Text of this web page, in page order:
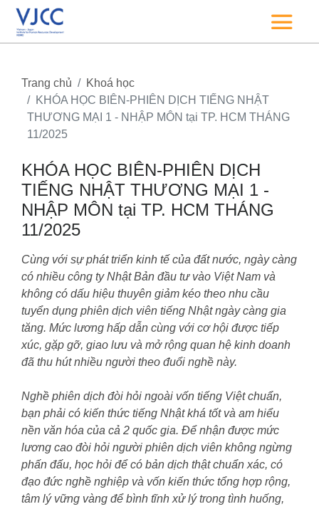
Trang chủ
Khoá học
KHÓA HỌC BIÊN-PHIÊN DỊCH TIẾNG NHẬT
THƯƠNG MẠI 1 - NHẬP MÔN tại TP. HCM THÁNG
11/2025
KHÓA HỌC BIÊN-PHIÊN DỊCH
TIẾNG NHẬT THƯƠNG MẠI 1 -
NHẬP MÔN tại TP. HCM THÁNG
11/2025
Cùng với sự phát triển kinh tế của đất nước, ngày càng
có nhiều công ty Nhật Bản đầu tư vào Việt Nam và
không có dấu hiệu thuyên giảm kéo theo nhu cầu
tuyển dụng phiên dịch viên tiếng Nhật ngày càng gia
tăng. Mức lương hấp dẫn cùng với cơ hội được tiếp
xúc, gặp gỡ, giao lưu và mở rộng quan hệ kinh doanh
đã thu hút nhiều người theo đuổi nghề này.
Nghề phiên dịch đòi hỏi ngoài vốn tiếng Việt chuẩn,
bạn phải có kiến thức tiếng Nhật khá tốt và am hiểu
nền văn hóa của cả 2 quốc gia. Để nhận được mức
lương cao đòi hỏi người phiên dịch viên không ngừng
phấn đấu, học hỏi để có bản dịch thật chuẩn xác, có
đạo đức nghề nghiệp và vốn kiến thức tổng hợp rộng,
tâm lý vững vàng để bình tĩnh xử lý trong tình huống,